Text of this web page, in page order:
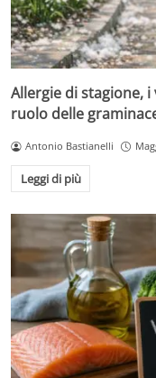
Allergie di stagione,
ruolo delle
Antonio Bastianelli
Leggi di più